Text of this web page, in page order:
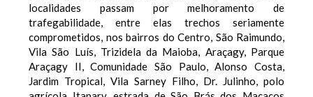
localidades passam por melhoramento de
trafegabilidade, entre elas trechos seriamente
comprometidos, nos bairros do Centro, São Raimundo,
Vila São Luís, Trizidela da Maioba, Araçagy, Parque
Araçagy II, Comunidade São Paulo, Alonso Costa,
Jardim Tropical, Vila Sarney Filho, Dr. Julinho, polo